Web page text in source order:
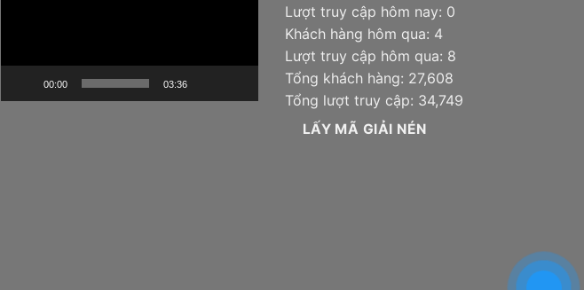
00:00 03:36
Lượt truy cập hôm nay: 0
Khách hàng hôm qua: 4
Lượt truy cập hôm qua: 8
Tổng khách hàng: 27,608
Tổng lượt truy cập: 34,749
LẤY MÃ GIẢI NÉN